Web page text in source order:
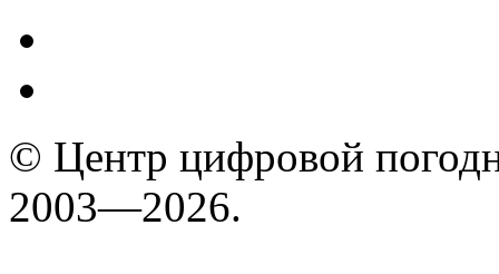
© Центр цифровой
2003—2026.